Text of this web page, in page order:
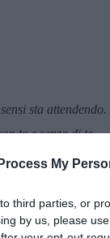
My
third parties, or
by us, please
sta attendendo.
te e senza di te.